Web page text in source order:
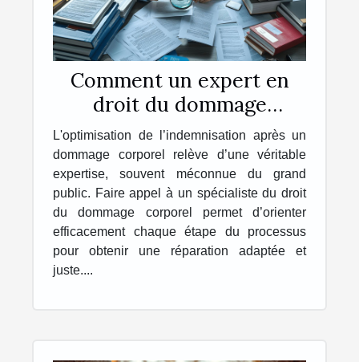
Comment un expert en
droit du dommage
corporel optimise-t-il
votre indemnisation ?
L'optimisation de l’indemnisation après un
dommage corporel relève d’une véritable
expertise, souvent méconnue du grand
public. Faire appel à un spécialiste du droit
du dommage corporel permet d’orienter
efficacement chaque étape du processus
pour obtenir une réparation adaptée et
juste....